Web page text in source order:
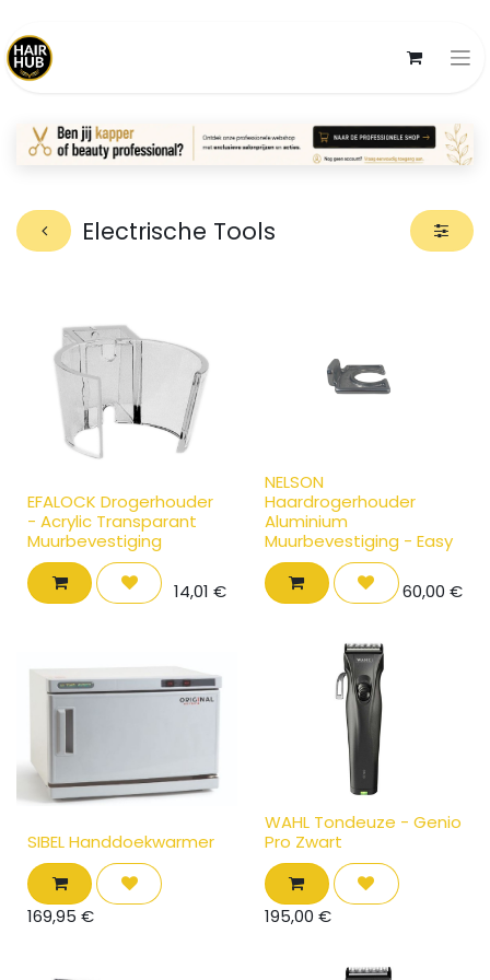
Electrische Tools
EFALOCK Drogerhouder
- Acrylic Transparant
Muurbevestiging
14,01 €
NELSON
Haardrogerhouder
Aluminium
Muurbevestiging - Easy
60,00 €
SIBEL Handdoekwarmer
169,95 €
WAHL Tondeuze - Genio
Pro Zwart
195,00 €